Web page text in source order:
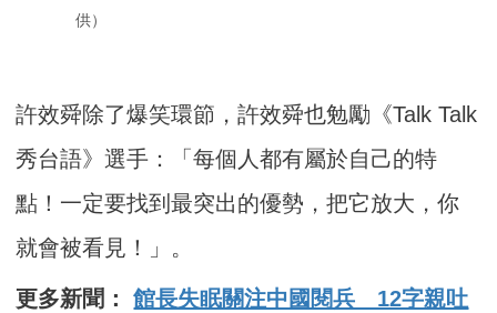
供）
許效舜除了爆笑環節，許效舜也勉勵《Talk Talk
秀台語》選手：「每個人都有屬於自己的特
點！一定要找到最突出的優勢，把它放大，你
就會被看見！」。
更多新聞：館長失眠關注中國閱兵 12字親吐